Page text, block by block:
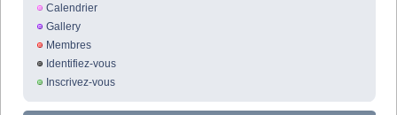
Calendrier
Gallery
Membres
Identifiez-vous
Inscrivez-vous